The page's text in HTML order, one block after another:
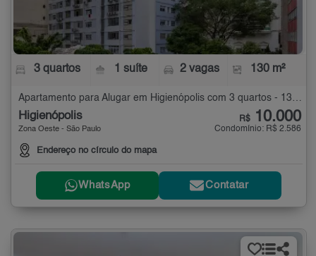
3 quartos 1 suíte 2 vagas 130 m²
Apartamento para Alugar em Higienópolis com 3 quartos - 130 m²
Higienópolis
Zona Oeste - São Paulo
Endereço no círculo do mapa
R$ 10.000
Condomínio: R$ 2.586
WhatsApp Contatar